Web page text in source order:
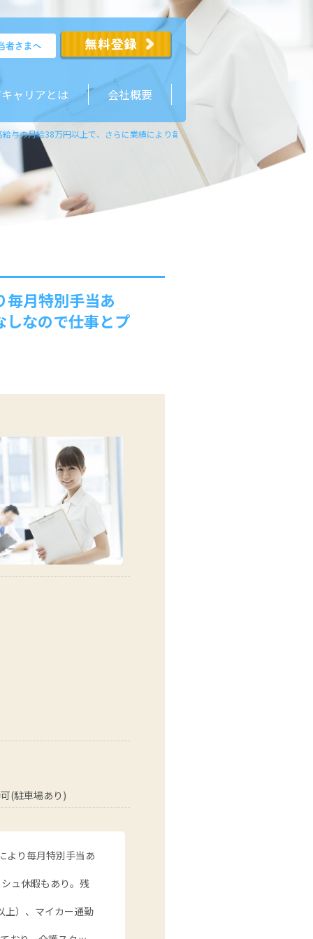
ャリアとは 会社概要
給与の月給38万円以上で、さらに業績により毎月特別手当あり。週休2日制で
毎月特別手当あ
しなので仕事とプ
(駐車場あり)
より毎月特別手当あ
ュ休暇もあり。残
上）、マイカー通勤